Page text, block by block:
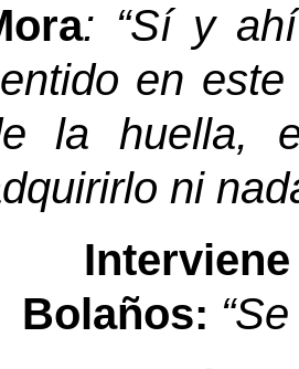
: “Sí y
en
la huella,
ni
Bolaños: “Se